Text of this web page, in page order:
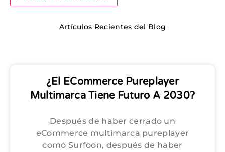
Artículos Recientes del Blog
¿El ECommerce Pureplayer
Multimarca Tiene Futuro A 2030?
Después de haber cerrado un
eCommerce multimarca pureplayer
como Surfoon, después de haber